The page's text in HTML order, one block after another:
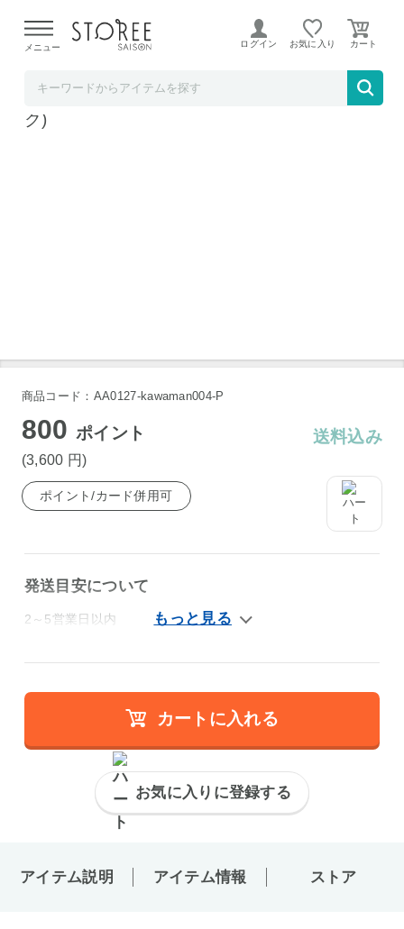
よる配送遅延が発生しております。
メニュー ログイン お気に入り
沖縄県産 もずく 3種セット (250g×各2パッ
ク)
商品コード：AA0127-kawaman004-P
800ポイント
(3,600 円)
送料込み
ポイント/カード併用可
発送目安について
2～5営業日以内
カートに入れる
お気に入りに登録する
アイテム説明 アイテム情報 ストア